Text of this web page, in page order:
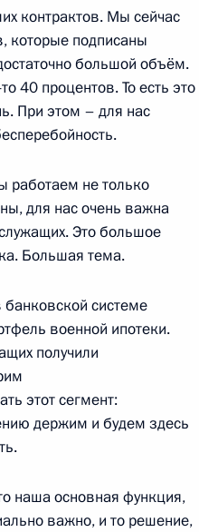
4
1
контрактов. Мы сейчас
которые подписаны
большой объём.
40 процентов. То есть это
При этом – для нас
работаем не только
для нас очень важна
Это большое
Большая тема.
системе
военной ипотеки.
получили
этот сегмент:
держим и будем здесь
наша основная функция,
важно, и то решение,